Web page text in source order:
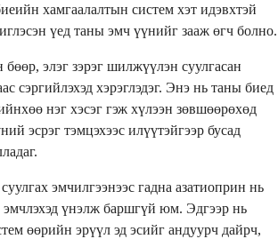
хамгаалалтын систем хэт идэвхтэй
үед таны эмч үүнийг зааж өгч болно.
элэг зэрэг шилжүүлэн суулгасан
сэргийлэхэд хэрэглэдэг. Энэ нь таны биед
нэг хэсэг гэж хүлээн зөвшөөрөхөд
эсрэг тэмцэхээс илүүтэйгээр бусад
эмчилгээнээс гадна азатиоприн нь
үнэлж баршгүй юм. Эдгээр нь
өөрийн эрүүл эд эсийг андуурч дайрч,